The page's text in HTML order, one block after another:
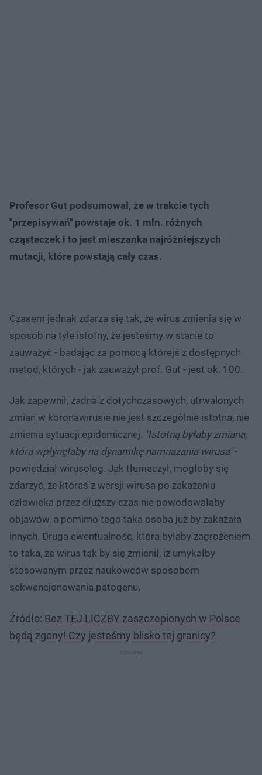
Profesor Gut podsumował, że w trakcie tych
"przepisywań" powstaje ok. 1 mln. różnych
cząsteczek i to jest mieszanka najróżniejszych
mutacji, które powstają cały czas.
Czasem jednak zdarza się tak, że wirus zmienia się w
sposób na tyle istotny, że jesteśmy w stanie to
zauważyć - badając za pomocą którejś z dostępnych
metod, których - jak zauważył prof. Gut - jest ok. 100.
Jak zapewnił, żadna z dotychczasowych, utrwalonych
zmian w koronawirusie nie jest szczególnie istotna, nie
zmienia sytuacji epidemicznej. "Istotną byłaby zmiana,
która wpłynęłaby na dynamikę namnażania wirusa"-
powiedział wirusolog. Jak tłumaczył, mogłoby się
zdarzyć, że któraś z wersji wirusa po zakażeniu
człowieka przez dłuższy czas nie powodowałaby
objawów, a pomimo tego taka osoba już by zakażała
innych. Druga ewentualność, która byłaby zagrożeniem,
to taka, że wirus tak by się zmienił, iż umykałby
stosowanym przez naukowców sposobom
sekwencjonowania patogenu.
Źródło: Bez TEJ LICZBY zaszczepionych w Polsce
będą zgony! Czy jesteśmy blisko tej granicy?